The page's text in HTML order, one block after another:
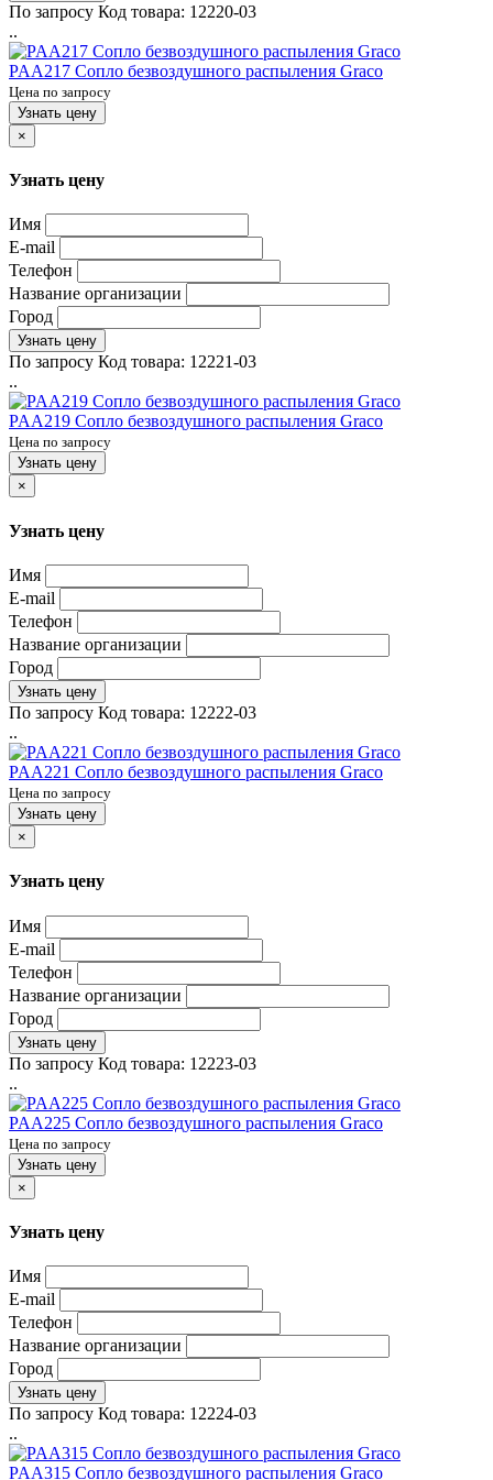
По запросу Код товара: 12220-03
..
PAA217 Сопло безвоздушного распыления Graco
Цена по запросу
Узнать цену
×
Узнать цену
Имя
E-mail
Телефон
Название организации
Город
Узнать цену
По запросу Код товара: 12221-03
..
PAA219 Сопло безвоздушного распыления Graco
Цена по запросу
Узнать цену
×
Узнать цену
Имя
E-mail
Телефон
Название организации
Город
Узнать цену
По запросу Код товара: 12222-03
..
PAA221 Сопло безвоздушного распыления Graco
Цена по запросу
Узнать цену
×
Узнать цену
Имя
E-mail
Телефон
Название организации
Город
Узнать цену
По запросу Код товара: 12223-03
..
PAA225 Сопло безвоздушного распыления Graco
Цена по запросу
Узнать цену
×
Узнать цену
Имя
E-mail
Телефон
Название организации
Город
Узнать цену
По запросу Код товара: 12224-03
..
PAA315 Сопло безвоздушного распыления Graco